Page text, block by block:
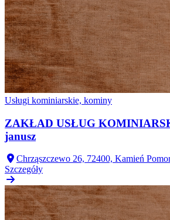
Usługi kominiarskie, kominy
ZAKŁAD USŁUG
janusz
Chrząszczewo 26, 72400, Kamień
Szczegóły